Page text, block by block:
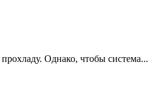
Однако, чтобы система...